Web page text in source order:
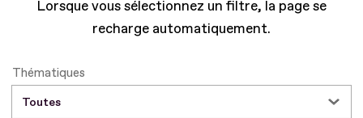
Lorsque vous sélectionnez un filtre, la page se
recharge automatiquement.
Thématiques